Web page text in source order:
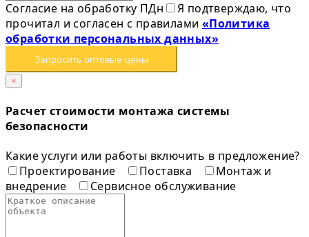
Согласие на обработку ПДн
Я подтверждаю, что
прочитал и согласен с правилами «Политика
обработки персональных данных»
Запросить оптовые цены
×
Расчет стоимости монтажа системы
безопасности
Какие услуги или работы включить в предложение?
Проектирование
Поставка
Монтаж и
внедрение
Сервисное обслуживание